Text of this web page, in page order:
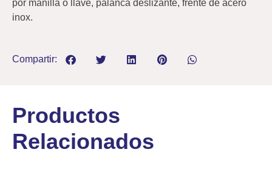
por manilla o llave, palanca deslizante, frente de acero
inox.
Compartir:
Productos
Relacionados